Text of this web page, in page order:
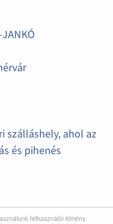
felhasználói élmény
szálláshely, ahol az
és pihenés